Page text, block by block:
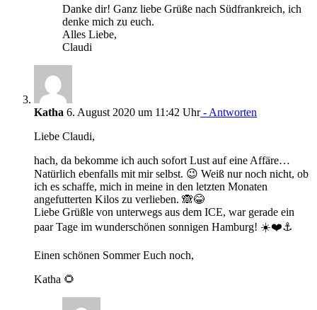
Danke dir! Ganz liebe Grüße nach Südfrankreich, ich
denke mich zu euch.
Alles Liebe,
Claudi
Katha 6. August 2020 um 11:42 Uhr- Antworten
Liebe Claudi,
hach, da bekomme ich auch sofort Lust auf eine Affäre…
Natürlich ebenfalls mit mir selbst. 😉 Weiß nur noch nicht, ob
ich es schaffe, mich in meine in den letzten Monaten
angefutterten Kilos zu verlieben. 🙈😂
Liebe Grüßle von unterwegs aus dem ICE, war gerade ein
paar Tage im wunderschönen sonnigen Hamburg! ☀️❤️⚓
Einen schönen Sommer Euch noch,
Katha 🌻